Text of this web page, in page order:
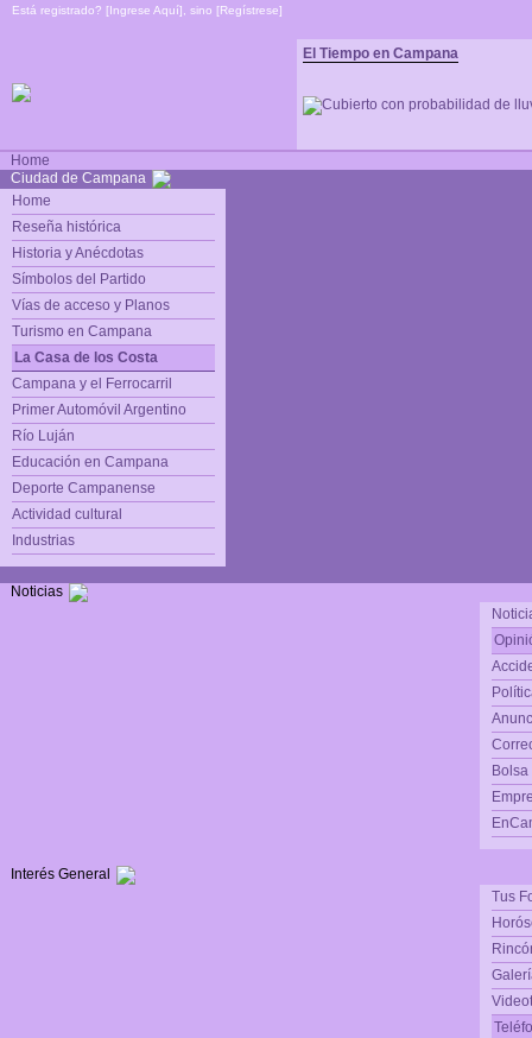
Está registrado? [Ingrese Aquí], sino [Regístrese]
El Tiempo en Campana
Home
Ciudad de Campana
Home
Reseña histórica
Historia y Anécdotas
Símbolos del Partido
Vías de acceso y Planos
Turismo en Campana
La Casa de los Costa
Campana y el Ferrocarril
Primer Automóvil Argentino
Río Luján
Educación en Campana
Deporte Campanense
Actividad cultural
Industrias
Noticias
Interés General
Tus